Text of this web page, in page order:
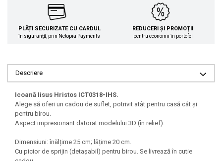
PLĂȚI SECURIZATE CU CARDUL
în siguranță, prin Netopia Payments
REDUCERI ȘI PROMOȚII
pentru economii în portofel
Descriere
Icoană Iisus Hristos ICT0318-IHS.
Alege să oferi un cadou de suflet, potrivit atât pentru casă cât și
pentru birou.
Aspect impresionant datorat modelului 3D (în relief).
Dimensiuni: înălțime 25 cm; lățime 20 cm.
Cu picior de sprijin (detașabil) pentru birou. Se livrează în cutie